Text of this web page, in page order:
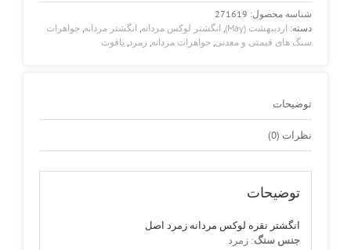
اصل
کد
271619
شناسه محصول: 271619
دسته: اردیبهشت (May) انگشتر لوکس مردانه انگشتر مردانه جواهرات
سنگ های قیمتی و معدنی جواهرات مردانه زمرد یاقوت
توضیحات
نظرات (0)
توضیحات
انگشتر نقره لوکس مردانه زمرد اصل
جنس سنگ: زمرد